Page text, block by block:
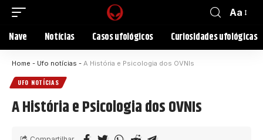
Aa
Nave Notícias Casos ufológicos Curiosidades ufológicas
Home - Ufo notícias - A História e Psicologia dos OVNIs
UFO NOTÍCIAS
A História e Psicologia dos OVNIs